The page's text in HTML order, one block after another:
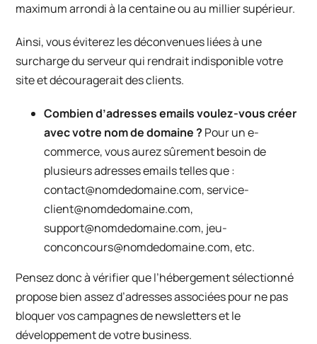
maximum arrondi à la centaine ou au millier supérieur.
Ainsi, vous éviterez les déconvenues liées à une
surcharge du serveur qui rendrait indisponible votre
site et découragerait des clients.
Combien d’adresses emailsvoulez-vous créer
avec votre nom de domaine ? Pour un e-
commerce, vous aurez sûrement besoin de
plusieurs adresses emails telles que :
contact@nomdedomaine.com, service-
client@nomdedomaine.com,
support@nomdedomaine.com, jeu-
conconcours@nomdedomaine.com, etc.
Pensez donc à vérifier que l’hébergement sélectionné
propose bien assez d’adresses associées pour ne pas
bloquer vos campagnes denewsletterset le
développement de votre business.